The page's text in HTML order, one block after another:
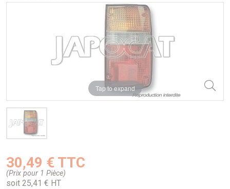
Tap to expand
30,49 € TTC
(Prix pour 1 Pièce)
soit 25,41 € HT